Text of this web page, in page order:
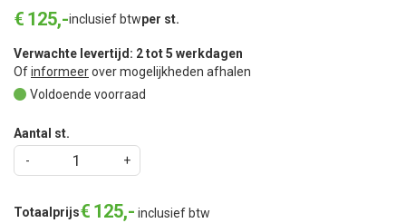
€ 125,-inclusief btwper st.
Verwachte levertijd: 2 tot 5 werkdagen
Ofinformeerover mogelijkheden afhalen
Voldoende voorraad
Aantal st.
Totaalprijs€ 125,- inclusief btw